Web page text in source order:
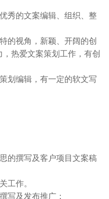
秀的文案编辑、组织、整
的视角，新颖、开阔的创
热爱文案策划工作，有创
划编辑，有一定的软文写
的撰写及客户项目文案稿
工作。
写及发布推广；